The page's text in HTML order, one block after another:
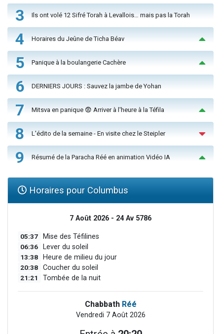
3 Ils ont volé 12 Sifré Torah à Levallois… mais pas la Torah
4 Horaires du Jeûne de Ticha Béav
5 Panique à la boulangerie Cachère
6 DERNIERS JOURS : Sauvez la jambe de Yohan
7 Mitsva en panique 😨 Arriver à l'heure à la Téfila
8 L'édito de la semaine - En visite chez le Steipler
9 Résumé de la Paracha Réé en animation Vidéo IA
Horaires pour Columbus
7 Août 2026 - 24 Av 5786
05:37 Mise des Téfilines
06:36 Lever du soleil
13:38 Heure de milieu du jour
20:38 Coucher du soleil
21:21 Tombée de la nuit
Chabbath Réé
Vendredi 7 Août 2026